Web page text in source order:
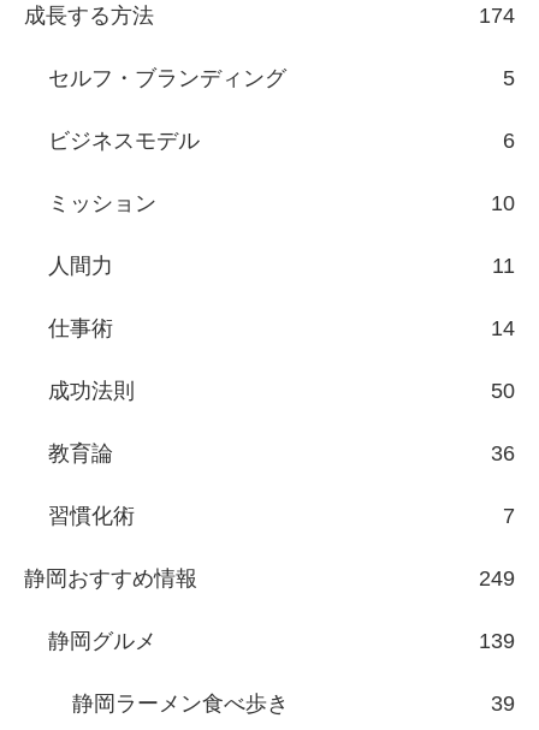
成長する方法 174
セルフ・ブランディング 5
ビジネスモデル 6
ミッション 10
人間力 11
仕事術 14
成功法則 50
教育論 36
習慣化術 7
静岡おすすめ情報 249
静岡グルメ 139
静岡ラーメン食べ歩き 39